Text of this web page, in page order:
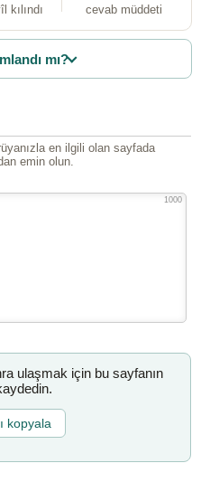
kılındı
cevab müddeti
mı?
en ilgili olan sayfada
emin olun.
1000
ulaşmak için bu sayfanın
kopyala